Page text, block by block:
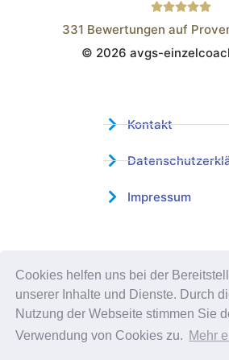
Cookies helfen uns bei der
unserer Inhalte und Dienste. Durch
Nutzung der Webseite stimmen Sie
Verwendung von Cookies zu. Mehr
Wistor
331 Bewertungen auf
© 2026 avgs-
Kontakt
Impressum
Profitieren sie jetzt von unserer
Praxiserfahrung und unserem